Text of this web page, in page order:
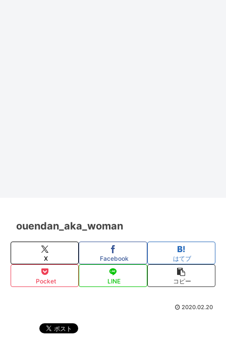
ouendan_aka_woman
X Facebook はてブ
Pocket LINE コピー
2020.02.20